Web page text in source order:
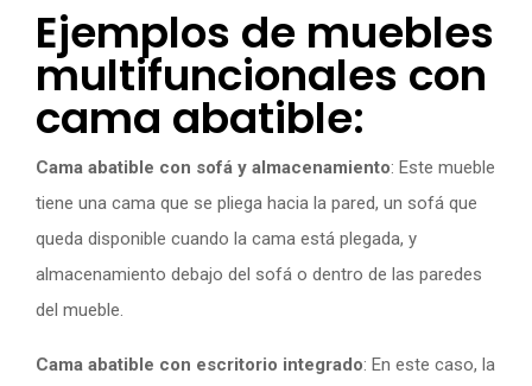
Ejemplos de muebles
multifuncionales con
cama abatible:
Cama abatible con sofá y almacenamiento: Este mueble
tiene una cama que se pliega hacia la pared, un sofá que
queda disponible cuando la cama está plegada, y
almacenamiento debajo del sofá o dentro de las paredes
del mueble.
Cama abatible con escritorio integrado: En este caso, la